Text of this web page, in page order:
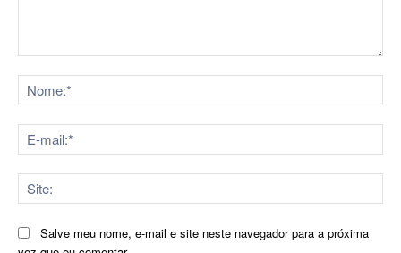
Salve meu nome, e-mail e site neste navegador para a próxima